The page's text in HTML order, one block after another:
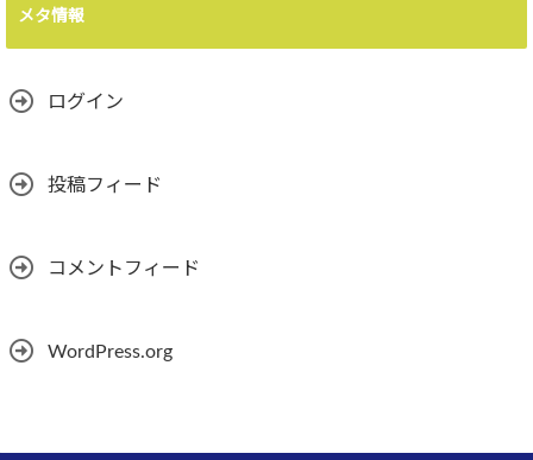
メタ情報
ログイン
投稿フィード
コメントフィード
WordPress.org